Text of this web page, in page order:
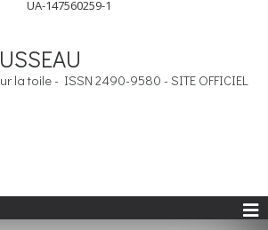
UA-147560259-1
la toile - ISSN 2490-9580 - SITE OFFICIEL